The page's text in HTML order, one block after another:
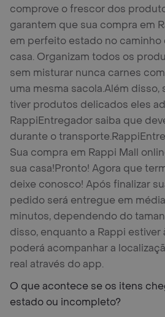
comprove o frescor dos
garantem que sua compra em
em perfeito estado no caminho
casa. Organizam todos os
sem misturar nunca carnes
uma mesma sacola.Além disso,
tiver produtos delicados eles
RappiEntregador saiba que
durante o transporte.
Sua compra em Rappi Mall
sua casa!Pronto! Agora que
deixe conosco! Após finalizar
pedido será entregue em
minutos, dependendo do
disso, enquanto a Rappi estiver
poderá acompanhar a
real através do app.
O que acontece se os itens
estado ou incompleto?